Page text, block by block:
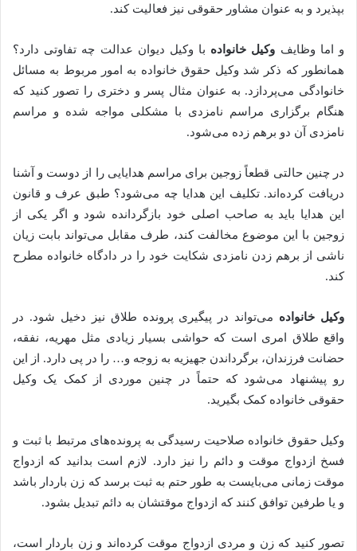
بپذیرد و به عنوان مشاور حقوقی نیز فعالیت کند.
و اما وظایف وکیل خانواده با وکیل دیوان عدالت چه تفاوتی دارد؟
همانطور که ذکر شد وکیل حقوق خانواده به امور مربوط به مسائل
خانوادگی می‌پردازد. به عنوان مثال پسر و دختری را تصور کنید که
هنگام برگزاری مراسم نامزدی با مشکلی مواجه شده و مراسم
نامزدی آن دو برهم زده می‌شود.
در چنین حالتی قطعاً زوجین برای مراسم هدایایی را از دوست و آشنا
دریافت کرده‌اند. تکلیف این هدایا چه می‌شود؟ طبق عرف و قانون
این هدایا باید به صاحب اصلی خود بازگردانده شود و اگر یکی از
زوجین با این موضوع مخالفت کند، طرف مقابل می‌تواند بابت زیان
ناشی از برهم زدن نامزدی شکایت خود را در دادگاه خانواده مطرح
کند.
وکیل خانواده می‌تواند در پیگیری پرونده طلاق نیز دخیل شود. در
واقع طلاق امری است که حواشی بسیار زیادی مثل مهریه، نفقه،
حضانت فرزندان، برگرداندن جهیزیه به زوجه و… را در پی دارد. از این
رو پیشنهاد می‌شود که حتماً در چنین موردی از کمک یک وکیل
حقوقی خانواده کمک بگیرید.
وکیل حقوق خانواده صلاحیت رسیدگی به پرونده‌های مرتبط با ثبت و
فسخ ازدواج موقت و دائم را نیز دارد. لازم است بدانید که ازدواج
موقت زمانی می‌بایست به طور حتم به ثبت برسد که زن باردار باشد
و یا طرفین توافق کنند که ازدواج موقتشان به دائم تبدیل بشود.
تصور کنید که زن و مردی ازدواج موقت کرده‌اند و زن باردار است،